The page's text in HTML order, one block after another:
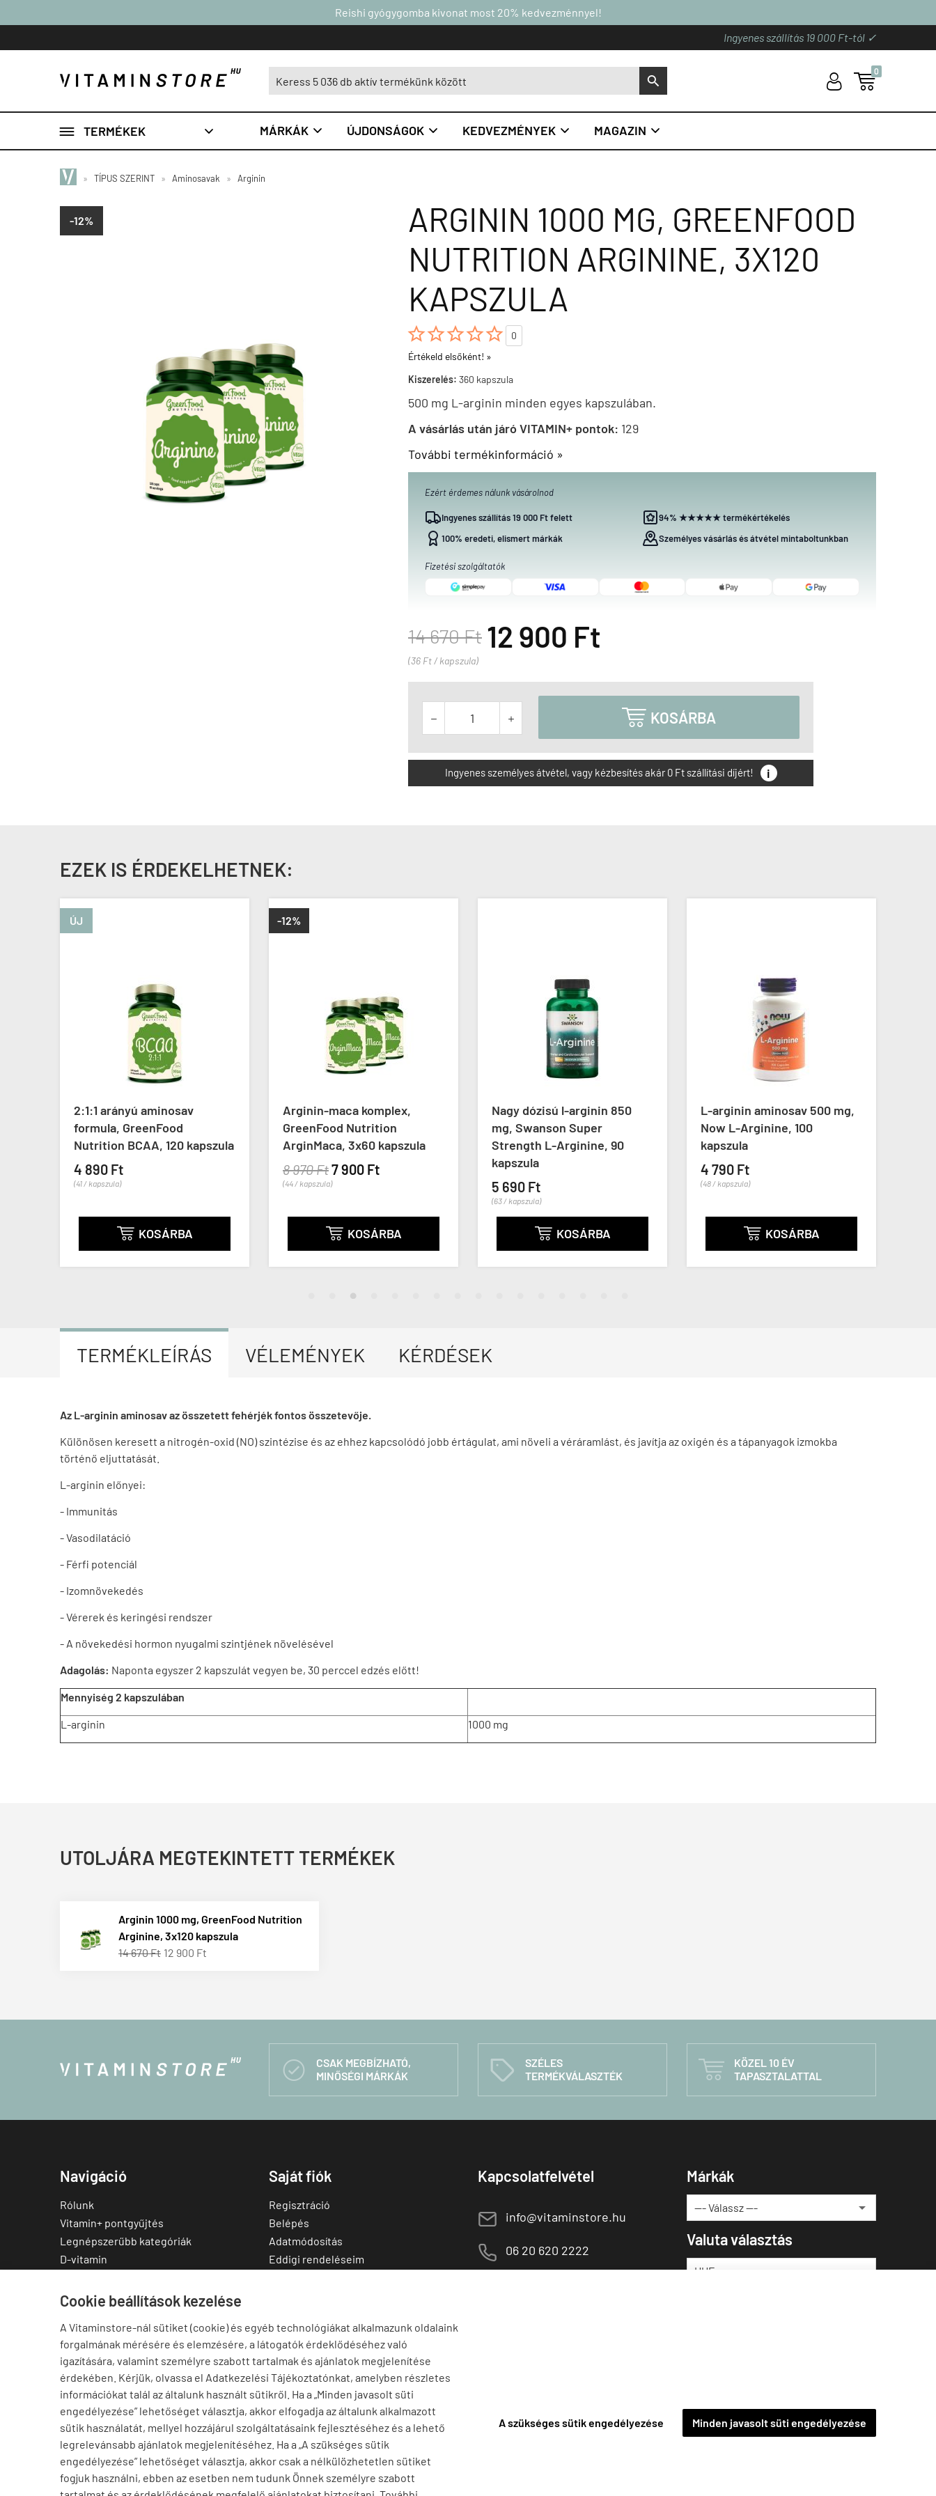
Cookie beállítások kezelése
A Vitaminstore-nál sütiket (cookie) és egyéb technológiákat alkalmazunk oldalaink
forgalmának mérésére és elemzésére, a látogatók érdeklődéséhez való
igazítására, valamint személyre szabott tartalmak és ajánlatok megjelenítése
érdekében. Kérjük, olvassa el Adatkezelési Tájékoztatónkat, amelyben részletes
információkat talál az általunk használt sütikről. Ha a „Minden javasolt süti
engedélyezése” lehetőséget választja, akkor elfogadja az általunk alkalmazott
sütik használatát, mellyel hozzájárul szolgáltatásaink fejlesztéséhez és a lehető
legrelevánsabb ajánlatok megjelenítéséhez. Ha a „A szükséges sütik
engedélyezése” lehetőséget választja, akkor csak a nélkülözhetetlen sütiket
fogjuk használni, ebben az esetben nem tudunk Önnek személyre szabott
A szükséges sütik engedélyezése Minden javasolt süti engedélyezése
Reishi gyógygomba kivonat most 20% kedvezménnyel!
Ingyenes szállítás 19 000 Ft-tól ✓
S U 
0
 TERMÉKEK  MÁRKÁK  ÚJDONSÁGOK  KEDVEZMÉNYEK  MAGAZIN 
» TÍPUS SZERINT » Aminosavak » Arginin
-12%
ARGININ 1000 MG, GREENFOOD
NUTRITION ARGININE, 3X120
KAPSZULA

0
Értékeld elsőként! »
Kiszerelés: 360 kapszula
500 mg L-arginin minden egyes kapszulában.
A vásárlás után járó VITAMIN+ pontok: 129
További termékinformáció »
Ezért érdemes nálunk vásárolnod
Ingyenes szállítás 19 000 Ft felett
94% ★★★★★ termékértékelés
100% eredeti, elismert márkák
Személyes vásárlás és átvétel mintaboltunkban
Fizetési szolgáltatók
14 670 Ft 12 900 Ft
(36 Ft / kapszula)
   KOSÁRBA
Ingyenes személyes átvétel, vagy kézbesítés akár 0 Ft szállítási díjért! i
EZEK IS ÉRDEKELHETNEK:
ÚJ
2:1:1 arányú aminosav
formula, GreenFood
Nutrition BCAA, 120 kapszula
4 890 Ft
(41 / kapszula)
 KOSÁRBA
-12%
Arginin-maca komplex,
GreenFood Nutrition
ArginMaca, 3x60 kapszula
8 970 Ft7 900 Ft
(44 / kapszula)
 KOSÁRBA
Nagy dózisú l-arginin 850
mg, Swanson Super
Strength L-Arginine, 90
kapszula
5 690 Ft
(63 / kapszula)
 KOSÁRBA
L-arginin aminosav 500 mg,
Now L-Arginine, 100
kapszula
4 790 Ft
(48 / kapszula)
 KOSÁRBA
TERMÉKLEÍRÁS VÉLEMÉNYEK KÉRDÉSEK
Az L-arginin aminosav az összetett fehérjék fontos összetevője.
Különösen keresett a nitrogén-oxid (NO) szintézise és az ehhez kapcsolódó jobb értágulat, ami növeli a véráramlást, és javítja az oxigén és a tápanyagok izmokba
történő eljuttatását.
L-arginin előnyei:
- Immunitás
- Vasodilatáció
- Férfi potenciál
- Izomnövekedés
- Vérerek és keringési rendszer
- A növekedési hormon nyugalmi szintjének növelésével
Adagolás: Naponta egyszer 2 kapszulát vegyen be, 30 perccel edzés előtt!
Mennyiség 2 kapszulában
L-arginin 1000 mg
UTOLJÁRA MEGTEKINTETT TERMÉKEK
Arginin 1000 mg, GreenFood Nutrition
Arginine, 3x120 kapszula
14 670 Ft 12 900 Ft

CSAK MEGBÍZHATÓ,
MINŐSÉGI MÁRKÁK
C
SZÉLES
TERMÉKVÁLASZTÉK

KÖZEL 10 ÉV
TAPASZTALATTAL
Navigáció
Rólunk
Vitamin+ pontgyűjtés
Legnépszerűbb kategóriák
D-vitamin
Multivitamin
Cink
Omega-3
Ashwagandha
Elállás a szerződéstől
Saját fiók
Regisztráció
Belépés
Adatmódosítás
Eddigi rendeléseim
Kapcsolatfelvétel
E info@vitaminstore.hu
M 06 20 620 2222
Márkák
Valuta választás